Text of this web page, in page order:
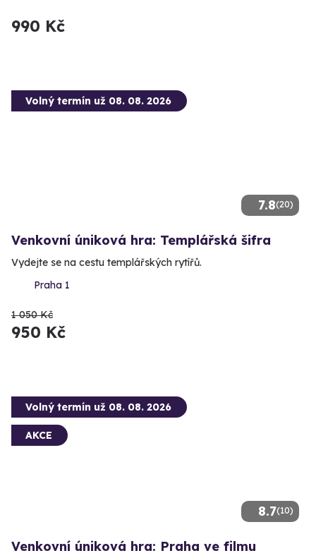
990 Kč
7.8(20)
Volný termín už 08. 08. 2026
Venkovní úniková hra: Templářská šifra
Vydejte se na cestu templářských rytířů.
Praha 1
1 050 Kč
950 Kč
8.7(10)
Volný termín už 08. 08. 2026
AKCE
Venkovní úniková hra: Praha ve filmu